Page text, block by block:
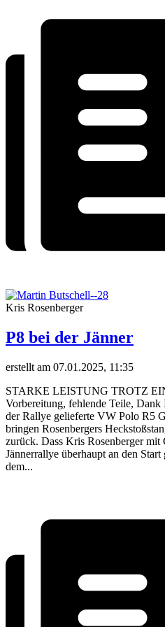
Kris Rosenberger
P8 bei der Jänner
erstellt am 07.01.2025, 11:35
STARKE LEISTUNG TROTZ
Vorbereitung, fehlende Teile,
der Rallye gelieferte VW Polo R5
bringen Rosenbergers
zurück. Dass Kris Rosenberger
Jännerrallye überhaupt an den
dem...